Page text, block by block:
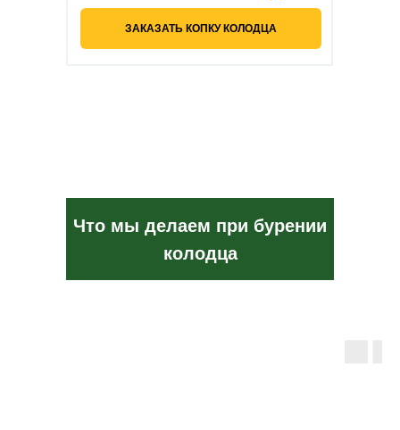
ЗАКАЗАТЬ КОПКУ КОЛОДЦА
Что мы делаем при бурении
колодца